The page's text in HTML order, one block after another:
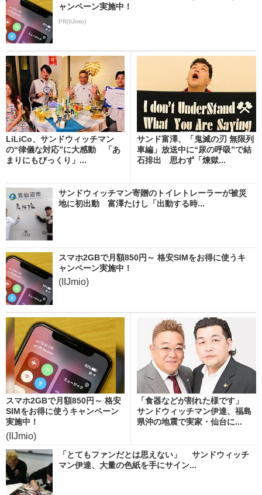
ャンペーン実施中！
PR(IIJmio)
LiLiCo、サンドウィッチマン
の“律儀な対応”に大感動 「あ
まりにもびっくり」...
サンド富澤、「鬼滅の刃 無限列
車編」放送中に“尿の呼吸”で結
石排出 思わず「煉獄...
サンドウィッチマン寄贈のトイレトレーラーが被災
地に初出動 富澤たけし「出動する時...
スマホ2GBで月額850円～ 格安SIMをお得に使うキ
ャンペーン実施中！
(IIJmio)
スマホ2GBで月額850円～ 格安
SIMをお得に使うキャンペーン
実施中！
(IIJmio)
「食器などが割れた様です」
サンドウィッチマン伊達、福島
県沖の地震で実家・仙台に...
「とてもファンだとは思えない」 サンドウィッチ
マン伊達、大量の色紙を手にサイン...